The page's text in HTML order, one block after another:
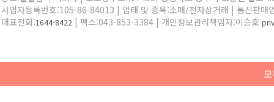
사업자등록번호:105-86-84013 | 업태 및 종목:소매/전자상거래 | 통신판매
대표전화:1644-8422 | 팩스:043-853-3384 | 개인정보관리책임자:이승호